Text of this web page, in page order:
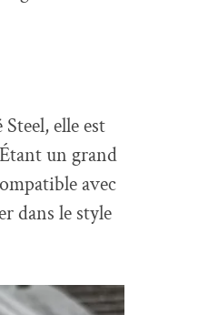
elle est
un grand
avec
dans le style